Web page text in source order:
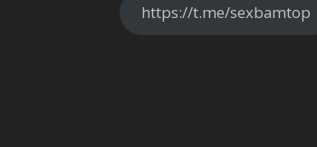
https://t.me/sexbamtop